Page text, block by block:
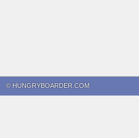
© HUNGRYBOARDER.COM